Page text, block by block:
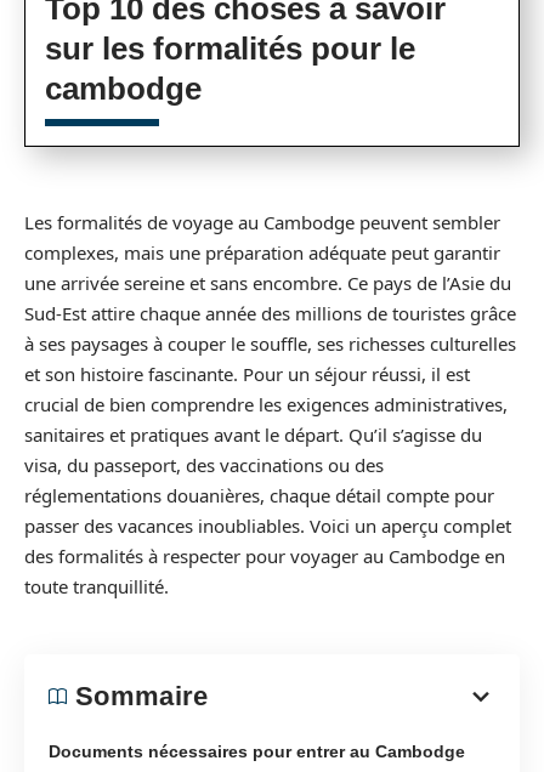
Top 10 des choses à savoir
sur les formalités pour le
cambodge
Les formalités de voyage au Cambodge peuvent sembler
complexes, mais une préparation adéquate peut garantir
une arrivée sereine et sans encombre. Ce pays de l’Asie du
Sud-Est attire chaque année des millions de touristes grâce
à ses paysages à couper le souffle, ses richesses culturelles
et son histoire fascinante. Pour un séjour réussi, il est
crucial de bien comprendre les exigences administratives,
sanitaires et pratiques avant le départ. Qu’il s’agisse du
visa, du passeport, des vaccinations ou des
réglementations douanières, chaque détail compte pour
passer des vacances inoubliables. Voici un aperçu complet
des formalités à respecter pour voyager au Cambodge en
toute tranquillité.
Sommaire
Documents nécessaires pour entrer au Cambodge